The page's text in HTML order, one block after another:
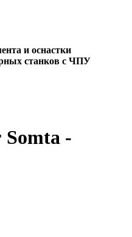
и оснастки
станков с ЧПУ
-